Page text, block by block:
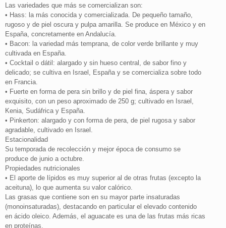
Las variedades que más se comercializan son:
• Hass: la más conocida y comercializada. De pequeño tamaño,
rugoso y de piel oscura y pulpa amarilla. Se produce en México y en
España, concretamente en Andalucía.
• Bacon: la variedad más temprana, de color verde brillante y muy
cultivada en España.
• Cocktail o dátil: alargado y sin hueso central, de sabor fino y
delicado; se cultiva en Israel, España y se comercializa sobre todo
en Francia.
• Fuerte en forma de pera sin brillo y de piel fina, áspera y sabor
exquisito, con un peso aproximado de 250 g; cultivado en Israel,
Kenia, Sudáfrica y España.
• Pinkerton: alargado y con forma de pera, de piel rugosa y sabor
agradable, cultivado en Israel.
Estacionalidad
Su temporada de recolección y mejor época de consumo se
produce de junio a octubre.
Propiedades nutricionales
• El aporte de lípidos es muy superior al de otras frutas (excepto la
aceituna), lo que aumenta su valor calórico.
Las grasas que contiene son en su mayor parte insaturadas
(monoinsaturadas), destacando en particular el elevado contenido
en ácido oleico. Además, el aguacate es una de las frutas más ricas
en proteínas.